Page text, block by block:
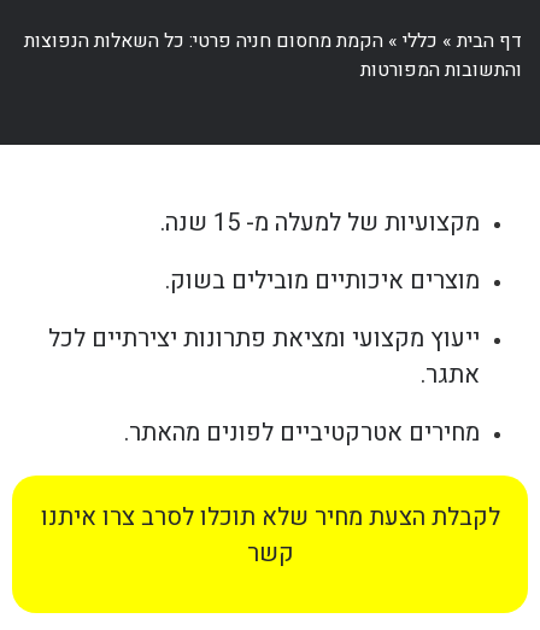
דף הבית» כללי» הקמת מחסום חניה פרטי: כל השאלות הנפוצות
והתשובות המפורטות
מקצועיות של למעלה מ- 15 שנה.
מוצרים איכותיים מובילים בשוק.
ייעוץ מקצועי ומציאת פתרונות יצירתיים לכל
אתגר.
מחירים אטרקטיביים לפונים מהאתר.
לקבלת הצעת מחיר שלא תוכלו לסרב צרו איתנו
קשר